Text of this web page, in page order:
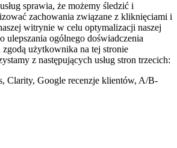
sprawia, że możemy śledzić i
zachowania związane z kliknięciami i
witrynie w celu optymalizacji naszej
ulepszania ogólnego doświadczenia
użytkownika na tej stronie
z następujących usług stron trzecich:
Clarity, Google recenzje klientów, A/B-